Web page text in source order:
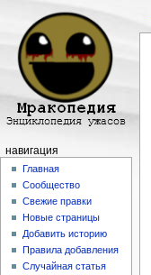
навигация
Главная
Сообщество
Свежие правки
Новые страницы
Добавить историю
Правила добавления
Случайная статья